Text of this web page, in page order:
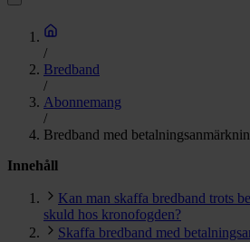
/
Bredband
/
Abonnemang
/
Bredband med
Innehåll
Kan man skaffa bredband trots
skuld hos kronofogden?
Skaffa bredband med